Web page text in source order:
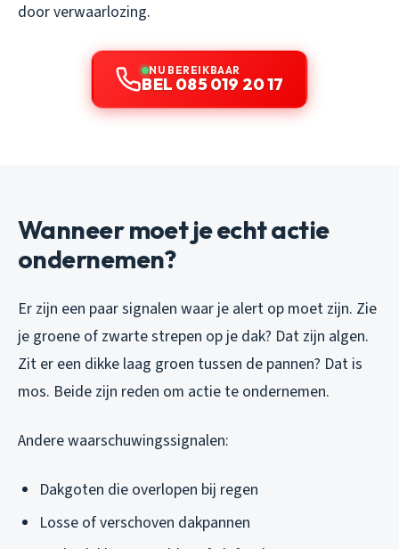
door verwaarlozing.
NU BEREIKBAAR
BEL 085 019 20 17
Wanneer moet je echt actie
ondernemen?
Er zijn een paar signalen waar je alert op moet zijn. Zie
je groene of zwarte strepen op je dak? Dat zijn algen.
Zit er een dikke laag groen tussen de pannen? Dat is
mos. Beide zijn reden om actie te ondernemen.
Andere waarschuwingssignalen:
Dakgoten die overlopen bij regen
Losse of verschoven dakpannen